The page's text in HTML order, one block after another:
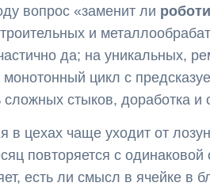
вопрос «заменит ли
и
да; на уникальных,
монотонный цикл с
сложных стыков, доработка и
в цехах чаще уходит от
повторяется с одинаковой
есть ли смысл в ячейке в